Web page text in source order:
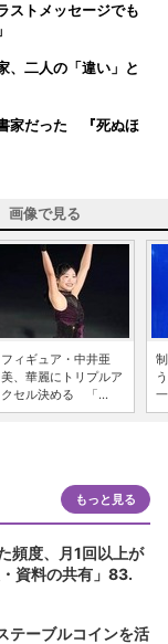
ストメッセージでも
二人の「違い」と
家だった 『死ぬほ
画像で見る
フィギュア・中井亜
美、華麗にトリプルア
クセル決める 「...
もっと見る
頻度、月1回以上が
資料の共有」83.
ーブルコインを活